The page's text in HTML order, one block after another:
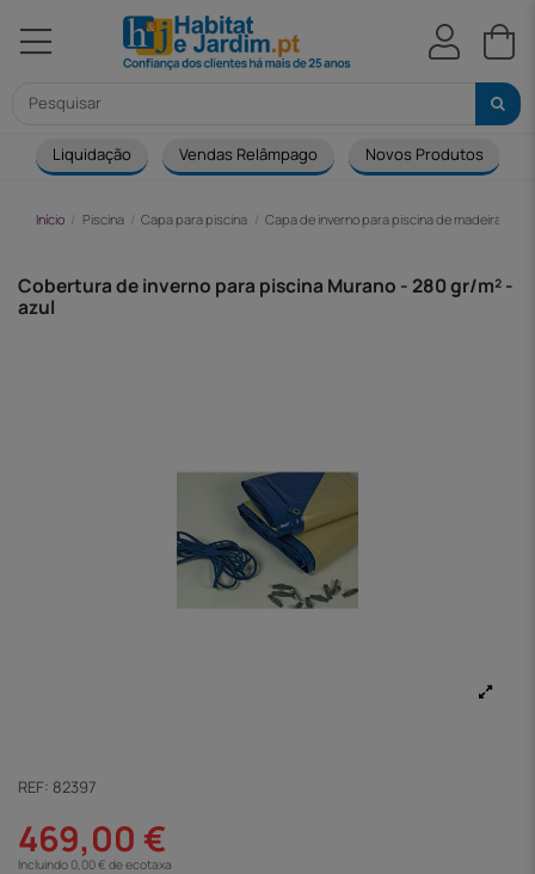
Liquidação Vendas Relâmpago Novos Produtos
Início Piscina Capa para piscina Capa de inverno para piscina de madeira
Cobertura de inverno para piscina Murano - 280 gr/m² -
azul
REF: 82397
469,00 €
Incluindo 0,00 € de ecotaxa